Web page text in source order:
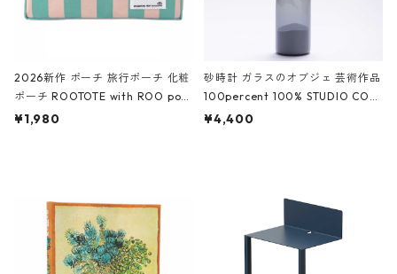
2026新作 ポーチ 旅行ポーチ 化粧
ポーチ ROOTOTE with ROO pou
ch 3532 ルートート WR.ポーチ.ラ
¥1,980
砂時計 ガラスのオブジェ 芸術作品
100percent 100% STUDIO COH
AKU Timeless 100パーセント ス
¥4,400